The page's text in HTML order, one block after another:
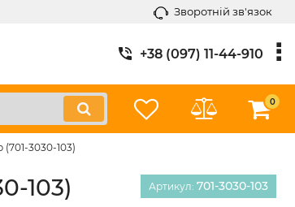
Зворотній зв'язок
+38 (097) 11-44-910
0
3030-103)
103) Артикул: 701-3030-103